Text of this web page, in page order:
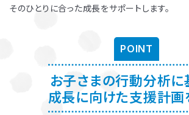
そのひとりに合った成長をサポートします。
POINT
お子さまの行動分析に
成長に向けた支援計画
お子さまのやる気を引き出
子育ての工夫を学ぶことがで
よくある質問
ペアレントトレーニングを受講するとどんな効